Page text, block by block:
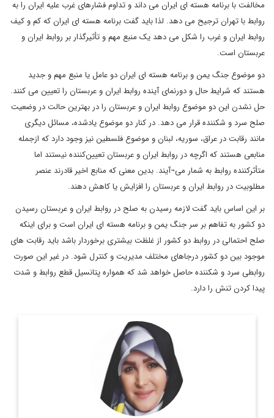
مخالفت با برنامه هسته ای ایران می داند و تداوم فشارهای غرب علیه ایران را به
روابط با تهران ترجیح می دهد. لذا باید گفت برنامه هسته ای ایران که کم و کیف
روابط ایران و غرب را شکل می دهد یک منبع مهم و تأثیرگذار بر روابط ایران و
عربستان است.
دو موضوع جنگ یمن و برنامه هسته ای ایران دو عامل یا منبع مهم و جدید
هستند که شرایط حال و دورنمای آینده روابط ایران و عربستان را تعیین می کنند.
حل نشدن این دو موضوع روابط ایران و عربستان را در بهترین حالت در وضعیت
صلح سرد و شکننده قرار می دهد. در کنار دو موضوع یادشده، مسائل دیگری
مانند رقابت در عراق، سوریه، لبنان و موضوع فلسطین نیز وجود دارد که ازجمله
منابعی هستند که اگرچه در روابط ایران و عربستان تعیین‌کننده نیستند اما
متأثرکننده روابط به شمار می¬آیند. بدین معنی که منابع اخیر قادرند عنصر
مطلوبیت در روابط ایران و عربستان را افزایش یا کاهش دهند.
بر این اساس باید گفت لازمه رسیدن به صلح در روابط ایران و عربستان رسیدن
دو کشور به تفاهم بر سر جنگ یمن و برنامه هسته ای ایران است و برای اینکه
صلح احتمالی در روابط دو کشور از غلظت بیشتری برخوردار باشد باید رقابت های
موجود بین دو کشور درجاهای مختلف مدیریت و کنترل شود. در غیر این صورت
روابطی سرد و شکننده حاصل خواهد شد که همواره پتانسیل قطع روابط و شدت
پیدا کردن تنش را دارد.
دکترای روابط بین الملل، مدرس دانشگاه و تحلیلگر مسائل بین
الملل
اطلاعات بیشتر